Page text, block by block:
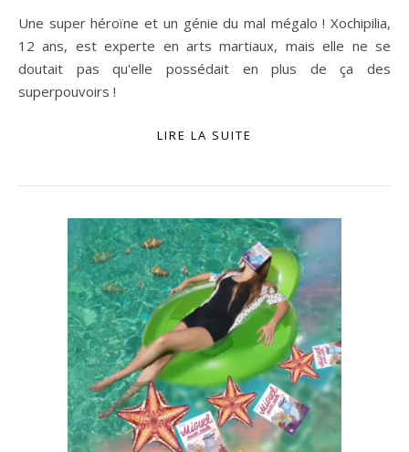
Une super héroïne et un génie du mal mégalo ! Xochipilia,
12 ans, est experte en arts martiaux, mais elle ne se
doutait pas qu'elle possédait en plus de ça des
superpouvoirs !
LIRE LA SUITE